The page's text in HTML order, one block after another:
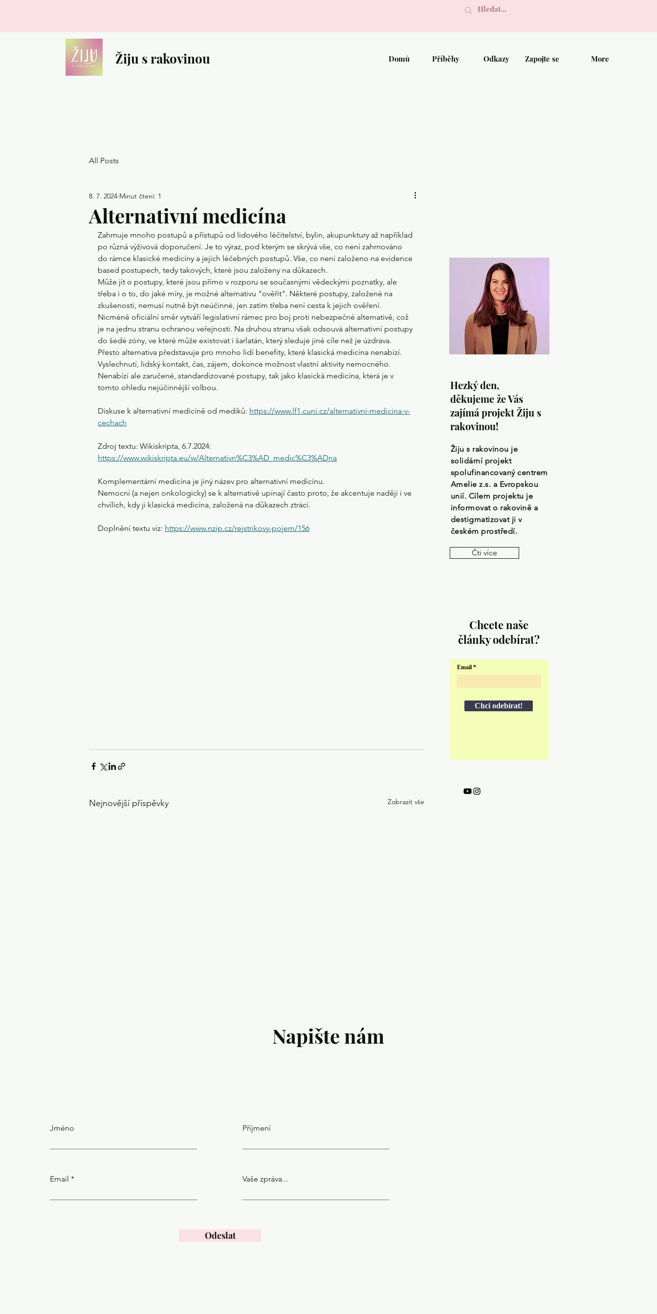
Žiju s rakovinou Domů Příběhy Odkazy Zapojte se More
All Posts
Alternativní medicína
8. 7. 2024 Minut čtení: 1
Zahrnuje mnoho postupů a přístupů od lidového léčitelství, bylin, akupunktury až například
po různá výživová doporučení. Je to výraz, pod kterým se skrývá vše, co není zahrnováno
do rámce klasické medicíny a jejích léčebných postupů. Vše, co není založeno na evidence
based postupech, tedy takových, které jsou založeny na důkazech.
Může jít o postupy, které jsou přímo v rozporu se současnými vědeckými poznatky, ale
třeba i o to, do jaké míry, je možné alternativu "ověřit". Některé postupy, založené na
zkušenosti, nemusí nutně být neúčinné, jen zatím třeba není cesta k jejich ověření.
Nicméně oficiální směr vytváří legislativní rámec pro boj proti nebezpečné alternativě, což
je na jednu stranu ochranou veřejnosti. Na druhou stranu však odsouvá alternativní postupy
do šedé zóny, ve které může existovat i šarlatán, který sleduje jiné cíle než je úzdrava.
Přesto alternativa představuje pro mnoho lidí benefity, které klasická medicína nenabízí.
Vyslechnutí, lidský kontakt, čas, zájem, dokonce možnost vlastní aktivity nemocného.
Nenabízí ale zaručené, standardizované postupy, tak jako klasická medicína, která je v
tomto ohledu nejúčinnější volbou.
Diskuse k alternativní medicíně od mediků: https://www.lf1.cuni.cz/alternativni-medicina-v-
cechach
Zdroj textu: Wikiskripta, 6.7.2024:
https://www.wikiskripta.eu/w/Alternativn%C3%AD_medic%C3%ADna
Komplementární medicína je jiný název pro alternativní medicínu.
Nemocní (a nejen onkologicky) se k alternativě upínají často proto, že akcentuje naději i ve
chvílích, kdy ji klasická medicína, založená na důkazech ztrácí.
Doplnění textu viz: https://www.nzip.cz/rejstrikovy-pojem/156
Nejnovější příspěvky Zobrazit vše
Hezký den,
děkujeme že Vás
zajímá projekt Žiju s
rakovinou!
Žiju s rakovinou je
solidární projekt
spolufinancovaný centrem
Amelie z.s. a Evropskou
unií. Cílem projektu je
informovat o rakovině a
destigmatizovat ji v
českém prostředí.
Čti více
Chcete naše
články odebírat?
Email
Chci odebírat!
Napište nám
Jméno
Email
Příjmení
Vaše zpráva...
Odeslat